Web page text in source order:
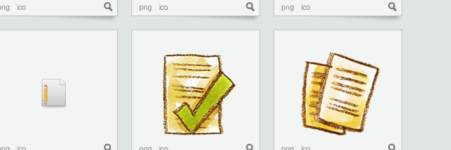
ico png ico png ico